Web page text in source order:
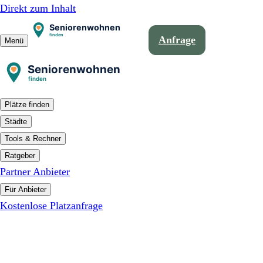
Direkt zum Inhalt
Menü Anfrage
Plätze finden
Städte
Tools & Rechner
Ratgeber
Partner Anbieter
Für Anbieter
Kostenlose Platzanfrage